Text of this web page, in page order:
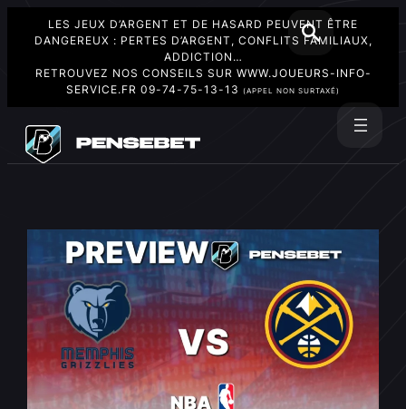
LES JEUX D’ARGENT ET DE HASARD PEUVENT ÊTRE
DANGEREUX : PERTES D’ARGENT, CONFLITS FAMILIAUX,
ADDICTION…
RETROUVEZ NOS CONSEILS SUR WWW.JOUEURS-INFO-
SERVICE.FR 09-74-75-13-13 (APPEL NON SURTAXÉ)
contenu